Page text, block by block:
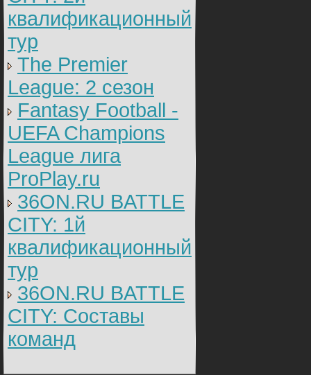
квалификационный
тур
The Premier
League: 2 cезон
Fantasy Football -
UEFA Champions
League лига
ProPlay.ru
36ON.RU BATTLE
CITY: 1й
квалификационный
тур
36ON.RU BATTLE
CITY: Составы
команд